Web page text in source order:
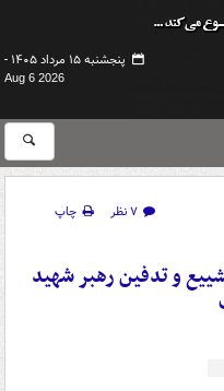
پنجشنبه ۱۵ مرداد ۱۴۰۵ -
Aug 6 2026
۷ نظر
چاپ
و تدفین رهبر شهید